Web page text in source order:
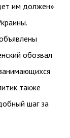
им должен»
обозвал
также
шаг за